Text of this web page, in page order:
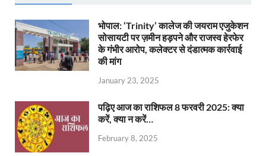
भोपाल: ‘Trinity’ कालेज की जयराम एजुकेशन
सोसायटी पर ज़मीन हड़पने और राजस्व हेरफेर
के गंभीर आरोप, कलेक्टर से दंडात्मक कार्रवाई
की मांग
January 23, 2025
पढ़िए आज का राशिफल 8 फरवरी 2025: क्या
करें, क्या न करें…
February 8, 2025